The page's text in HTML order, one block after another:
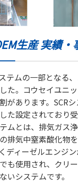
生産 実績・
テムの一部となる
た。コウセイユニ
があります。SCR
た設定されており
ムとは、排気ガス
排気中窒素酸化物
ディーゼルエンジ
も使用され、クリ
いシステムです。